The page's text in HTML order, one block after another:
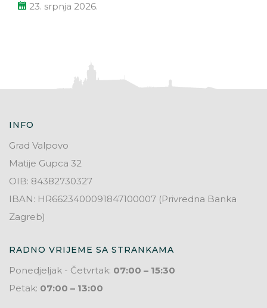
23. srpnja 2026.
INFO
Grad Valpovo
Matije Gupca 32
OIB: 84382730327
IBAN: HR6623400091847100007 (Privredna Banka
Zagreb)
RADNO VRIJEME SA STRANKAMA
Ponedjeljak - Četvrtak: 07:00 – 15:30
Petak: 07:00 – 13:00